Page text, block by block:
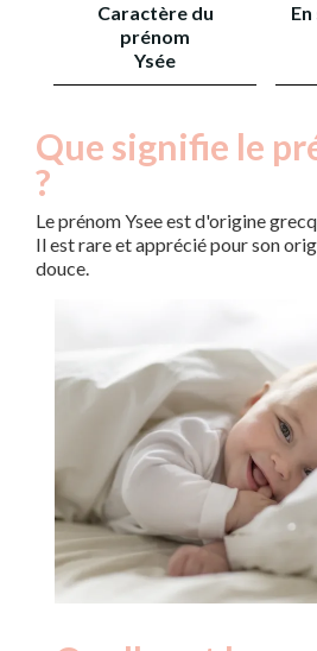
Caractère du
prénom
Ysée
Que signifie le
?
Le prénom Ysee est d'origine
Il est rare et apprécié pour son
douce.